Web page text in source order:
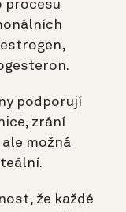
procesu
podporují
zrání
možná
že každé